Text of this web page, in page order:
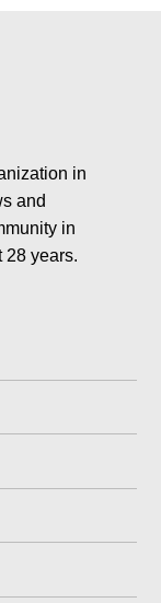
in
and
in
28 years.